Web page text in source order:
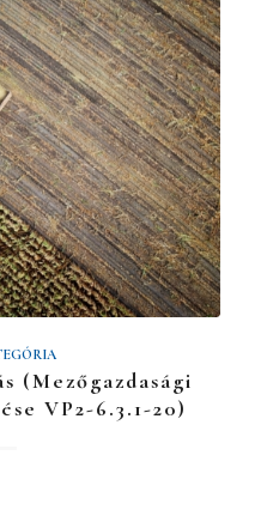
(Mezőgazdasági
VP2-6.3.1-20)